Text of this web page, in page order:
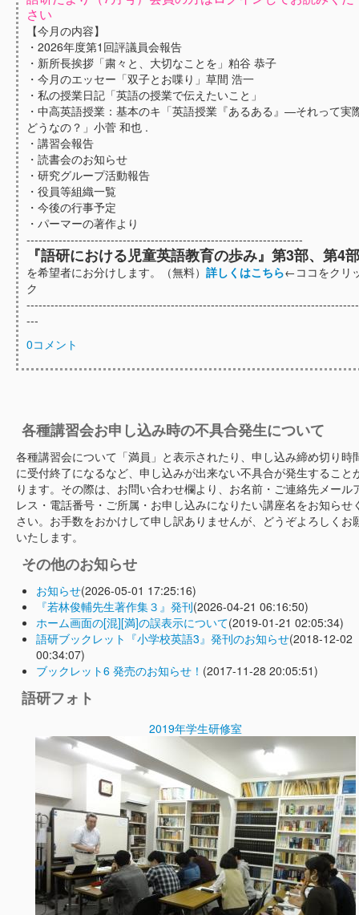
さい
【今月の内容】
・2026年度第1回評議員会報告
・新所長挨拶「粛々と、大切なことを」粕谷 恭子
・今月のエッセー「双子とお喋り」草間 浩一
・私の授業日記「英語の授業で伝えたいこと」
・中高英語授業：基本のキ「英語授業『あるある』―それって実
どうなの？」小菅 和也 .
・講習会報告
・読書会のお知らせ
・研究グループ活動報告
・役員等組織一覧
・今後の行事予定
・パーマーの著作より
---------------------------------------------------------------------
『語研における児童英語教育の歩み』第3部、第4部
を希望者にお分けします。（無料） 詳しくはこちら←ココをクリ
ク
---
0コメント
各種講習会お申し込み時の不具合発生について
各種講習会について「満員」と表示されたり、申し込み締め切り時
に受付終了になるなど、申し込みが出来ない不具合が発生すること
ります。その際は、お問い合わせ欄より、お名前・ご連絡先メール
レス・電話番号・ご所属・お申し込みになりたい講座名をお知らせ
さい。お手数をおかけして申し訳ありませんが、どうぞよろしくお
いたします。
その他のお知らせ
お知らせ(2026-05-01 17:25:16)
『若林俊輔先生著作集３』発刊(2026-04-21 06:16:50)
ホーム画面の[混][満]の誤表示について(2019-01-21 02:05:34)
語研ブックレット『小学校英語3』発刊のお知らせ(2018-12-02
00:34:07)
ブックレット6 発売のお知らせ！ (2017-11-28 20:05:51)
語研フォト
2019年学生研修室